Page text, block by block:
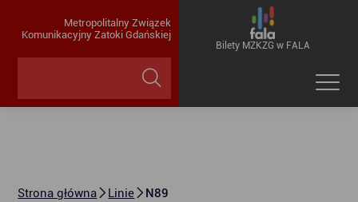
Metropolitalny Związek
Komunikacyjny Zatoki Gdańskiej
Bilety MZKZG w FALA
Strona główna Linie N89